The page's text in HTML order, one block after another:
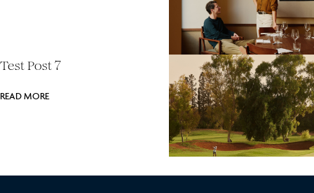
Test Post 7
READ MORE